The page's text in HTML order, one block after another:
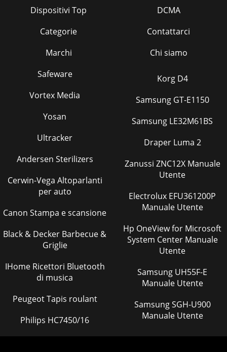
Dispositivi Top
Categorie
Marchi
DCMA
Contattarci
Chi siamo
Safeware
Vortex Media
Yosan
Ultracker
Andersen Sterilizers
Cerwin-Vega Altoparlanti
per auto
Canon Stampa e scansione
Black & Decker Barbecue &
Griglie
IHome Ricettori Bluetooth
di musica
Peugeot Tapis roulant
Philips HC7450/16
Korg D4
Samsung GT-E1150
Samsung LE32M61BS
Draper Luma 2
Zanussi ZNC12X Manuale
Utente
Electrolux EFU361200P
Manuale Utente
Hp OneView for Microsoft
System Center Manuale
Utente
Samsung UH55F-E
Manuale Utente
Samsung SGH-U900
Manuale Utente